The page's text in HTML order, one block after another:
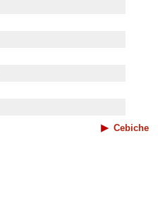
Cebiche